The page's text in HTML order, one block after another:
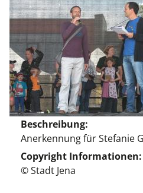
Beschreibung
Anerkennung für Stefanie
Copyright Informationen
© Stadt Jena